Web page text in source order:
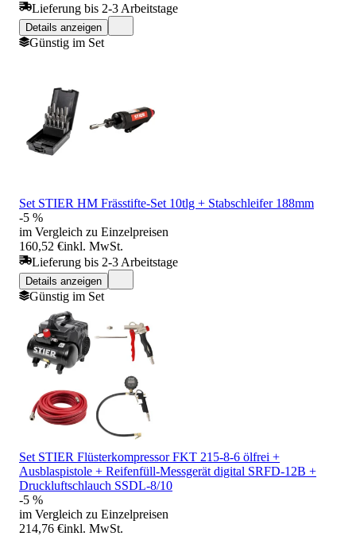
Lieferung bis 2-3 Arbeitstage
Details anzeigen
Günstig im Set
Set STIER HM Frässtifte-Set 10tlg + Stabschleifer 188mm
-5 %
im Vergleich zu Einzelpreisen
160,52 €inkl. MwSt.
Lieferung bis 2-3 Arbeitstage
Details anzeigen
Günstig im Set
Set STIER Flüsterkompressor FKT 215-8-6 ölfrei +
Ausblaspistole + Reifenfüll-Messgerät digital SRFD-12B +
Druckluftschlauch SSDL-8/10
-5 %
im Vergleich zu Einzelpreisen
214,76 €inkl. MwSt.